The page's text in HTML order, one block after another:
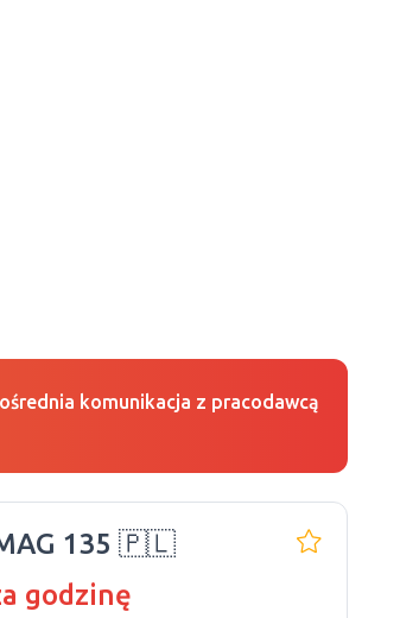
komunikacja z pracodawcą
135 🇵🇱
godzinę